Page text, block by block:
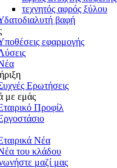
τεχνητός αφρός ξύλου
βαφή
εφαρμογής
Ερωτήσεις
με εμάς
Προφίλ
Νέα
του κλάδου
μαζί μας